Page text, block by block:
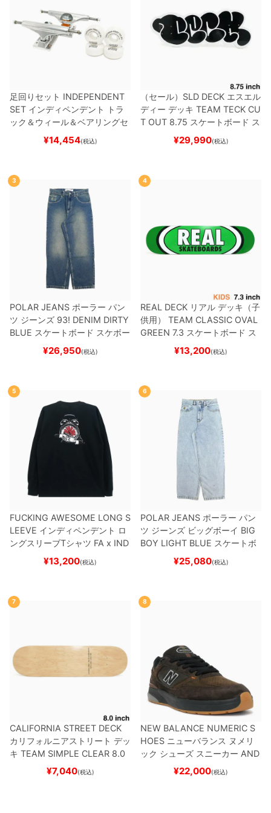
足回りセット INDEPENDENT
SET インディペンデント
トラ
ック＆ウィール＆ベアリングセ
（トリック用）
ード スケボー
¥14,454(税込)
（セール） SLD DECK エスエル
ディー デッキ TEAM TECK CU
T OUT 8.75 スケートボード ス
¥29,990(税込)
3
POLAR JEANS ポーラー パン
ツ ジーンズ 93! DENIM DIRTY
BLUE スケートボード スケボー
¥26,950(税込)
4
REAL DECK リアル デッキ（子
供用）
TEAM CLASSIC OVAL
GREEN 7.3 スケートボード ス
¥13,200(税込)
5
FUCKING AWESOME LONG S
LEEVE インディペンデント ロ
ングスリーブTシャツ FA x IND
EPENDENTHOSTAGE
スケートボード スケボー
¥13,200(税込)
6
POLAR JEANS ポーラー パン
ツ ジーンズ ビッグボーイ BIG
BOY LIGHT BLUE スケートボ
ード スケボー
¥25,080(税込)
7
CALIFORNIA STREET DECK
カリフォルニアストリート デッ
キ TEAM SIMPLE CLEAR 8.0
ブランク（DSM）
ード スケボー
¥7,040(税込)
8
NEW BALANCE NUMERIC S
HOES ニューバランス ヌメリ
ック シューズ スニーカー AND
REW REYNOLDS 933
BROWN/BLACK
スケート
¥22,000(税込)